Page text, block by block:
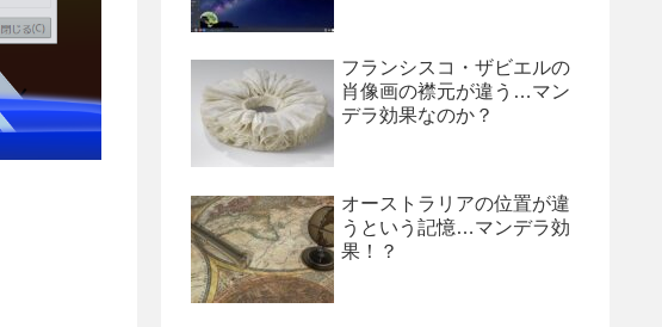
フランシスコ・ザビエルの
肖像画の襟元が違う…マン
デラ効果なのか？
オーストラリアの位置が違
うという記憶…マンデラ効
果！？